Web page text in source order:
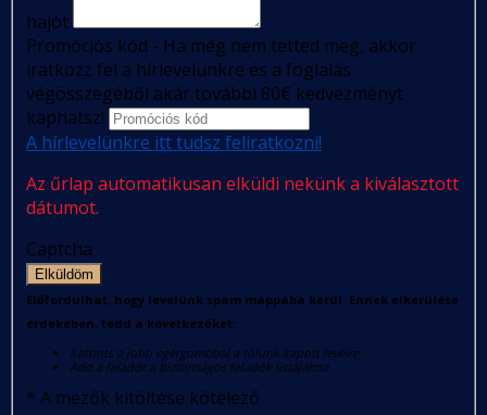
hajót
Promóciós kód - Ha még nem tetted meg, akkor
iratkozz fel a hírlevelünkre és a foglalás
végösszegéből akár további 80€ kedvezményt
kaphatsz!
A hírlevelünkre itt tudsz feliratkozni!
Az űrlap automatikusan elküldi nekünk a kiválasztott
dátumot.
Captcha
Elküldöm
Előfordulhat, hogy levelünk spam mappába kerül. Ennek elkerülése
érdekében, tedd a következőket:
Kattints a jobb egérgombbal a tőlünk kapott levélre
Add a feladót a biztonságos feladók listájához
* A mezők kitöltése kötelező